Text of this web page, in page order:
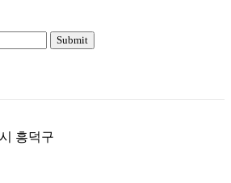
Submit
흥덕구